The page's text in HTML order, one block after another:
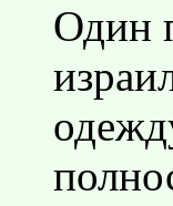
Один